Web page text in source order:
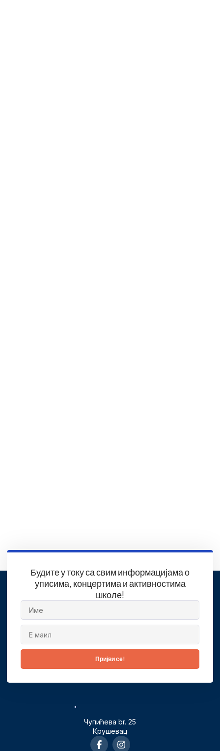
Будите у току са свим информацијама о
уписима, концертима и активностима
школе!
Пријви се!
Чупићева br. 25
Крушевац